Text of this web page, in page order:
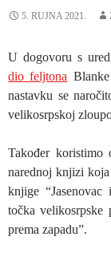
5. RUJNA 2021.
U dogovoru s
dio feljtona
nastavku se
velikosrpskoj
Također koristimo
narednoj knjizi
knjige “Jasenovac
točka velikosrpske
prema zapadu”.